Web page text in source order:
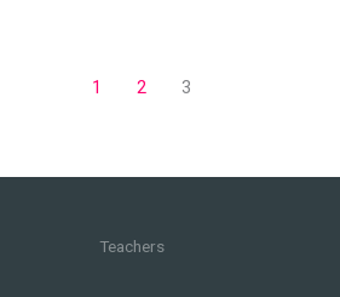
1 2 3
Teachers